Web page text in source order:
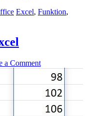
Excel, Funktion,
a Comment